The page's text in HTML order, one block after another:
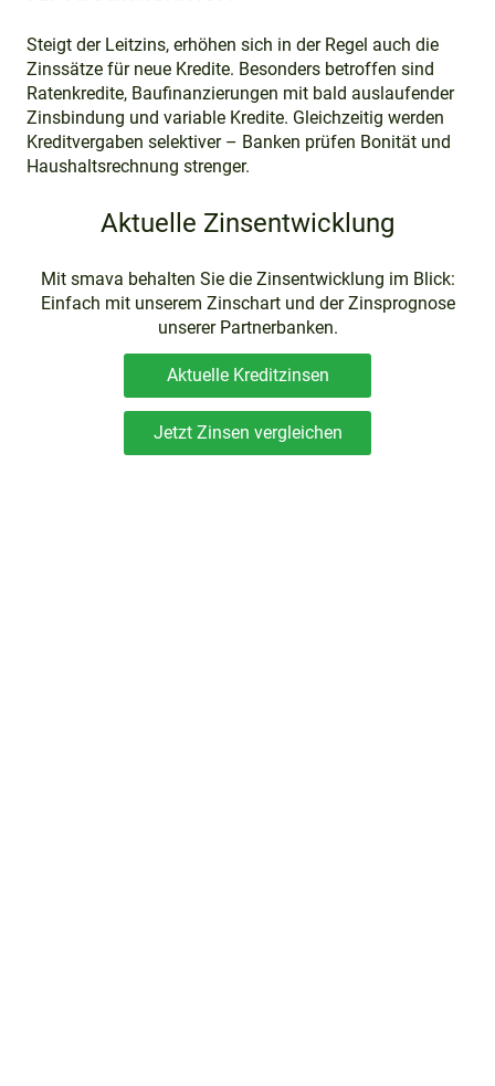
Steigt der Leitzins, erhöhen sich in der Regel auch die
Zinssätze für neue Kredite. Besonders betroffen sind
Ratenkredite, Baufinanzierungen mit bald auslaufender
Zinsbindung und variable Kredite. Gleichzeitig werden
Kreditvergaben selektiver – Banken prüfen Bonität und
Haushaltsrechnung strenger.
Aktuelle Zinsentwicklung
Mit smava behalten Sie die Zinsentwicklung im Blick:
Einfach mit unserem Zinschart und der Zinsprognose
unserer Partnerbanken.
Aktuelle Kreditzinsen
Jetzt Zinsen vergleichen